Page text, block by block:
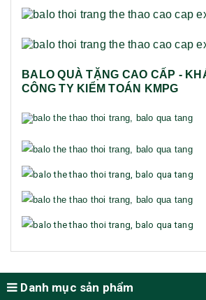
BALO QUÀ TẶNG CAO CẤP -
CÔNG TY KIỂM TOÁN KMPG
Danh mục sản phẩm